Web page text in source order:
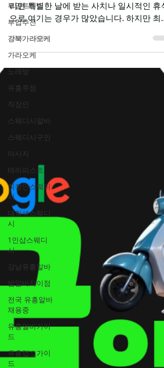
부업트렌드
부업추천
강북가라오케
가라오케
노래방
유흥주점
직장인
스웨디시알바
스웨디시구인
마사지
테라피스트
직장인스웨디
시
대학생스웨디
시
1인샵스웨디
시
강남유흥알바
밤알바차이점
전국 유흥알바
채용중
유흥알바가이
드
유흥업소가이
드
단순한 휴식이 아닌 예전에는 마사지를 떠올
리면 특별한 날에 받는 사치나 일시적인 휴식
으로 여기는 경우가 많았습니다. 하지만 최근
에는 인식이 완전히 달라졌습니다. 마사지는
몸의 균형을 유지하기 위한 관리의 한 과정
로 자리 잡고 있습니다. 단순한 휴식이 아닌
로를 푸는 것을 넘어 컨디션을 유지하는 관리
지지 않습니다. 장시간 앉아 있는 업무, 스마
폰 사용으로 인한 목과 어깨 긴장, 반복되는
트레스는 몸에 누적되어 컨디션 저하로 이어
집니다. 이런 상태를 방치하면 집중력 저하,
면의 질 감소, 만성 피로로 연결되기 쉽습니
그래서 요즘 마사지는 ‘쉬기 위해 받는 것’이
아니라, 무너지기 전에 관리하는 방법 으로
택됩니다. 정기적인 관리를 통해 근육의 긴장
을 완화하고, 몸의 흐름을 안정적으로 유지하
는 것이 핵심입니다. 꾸준함이 만드는 차이
순한 휴식이